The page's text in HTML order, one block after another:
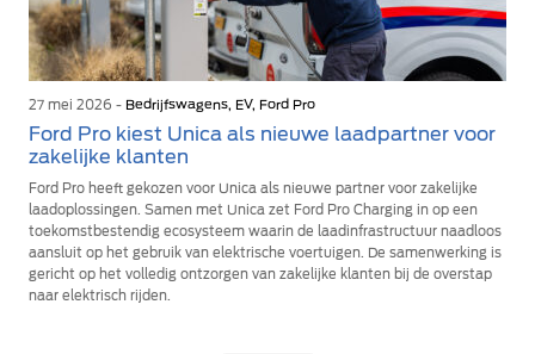
27 mei 2026 - Bedrijfswagens, EV, Ford Pro
Ford Pro kiest Unica als nieuwe laadpartner voor
zakelijke klanten
Ford Pro heeft gekozen voor Unica als nieuwe partner voor zakelijke
laadoplossingen. Samen met Unica zet Ford Pro Charging in op een
toekomstbestendig ecosysteem waarin de laadinfrastructuur naadloos
aansluit op het gebruik van elektrische voertuigen. De samenwerking is
gericht op het volledig ontzorgen van zakelijke klanten bij de overstap
naar elektrisch rijden.